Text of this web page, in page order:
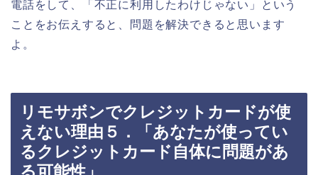
電話をして、「不正に利用したわけじゃない」という
ことをお伝えすると、問題を解決できると思います
よ。
リモサボンでクレジットカードが使
えない理由５．「あなたが使ってい
るクレジットカード自体に問題があ